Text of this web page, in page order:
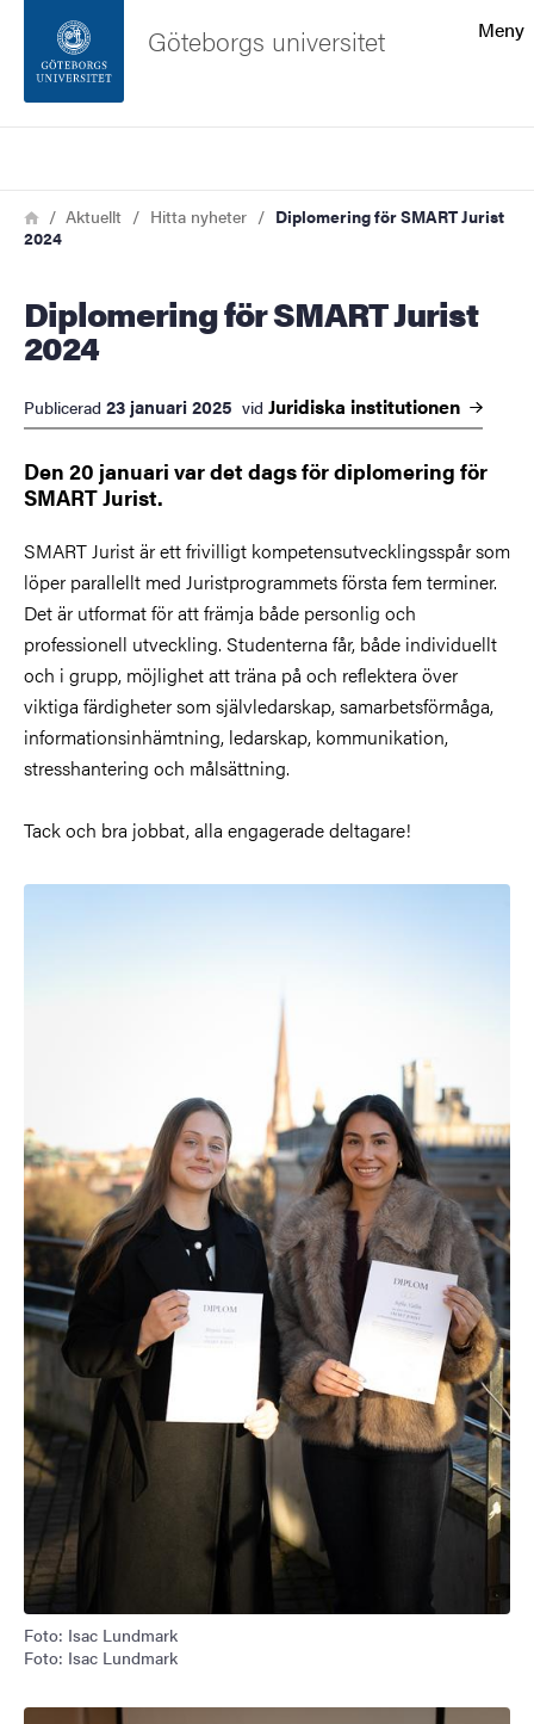
Sidfoten
Om webbplatsen
Meny
Göteborgs universitet
Länkstig
HemAktuellt Hitta nyheter
Diplomering för SMART Jurist
2024
Diplomering för SMART Jurist
2024
Publicerad 23 januari 2025 vid Juridiska institutionen
Den 20 januari var det dags för diplomering för
SMART Jurist.
SMART Jurist är ett frivilligt kompetensutvecklingsspår som
löper parallellt med Juristprogrammets första fem terminer.
Det är utformat för att främja både personlig och
professionell utveckling. Studenterna får, både individuellt
och i grupp, möjlighet att träna på och reflektera över
viktiga färdigheter som självledarskap, samarbetsförmåga,
informationsinhämtning, ledarskap, kommunikation,
stresshantering och målsättning.
Tack och bra jobbat, alla engagerade deltagare!
Foto: Isac Lundmark
Foto: Isac Lundmark